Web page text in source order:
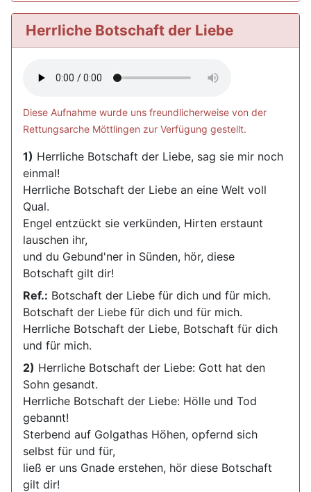
Herrliche Botschaft der Liebe
Diese Aufnahme wurde uns freundlicherweise von der
Rettungsarche Möttlingen zur Verfügung gestellt.
1) Herrliche Botschaft der Liebe, sag sie mir noch
einmal!
Herrliche Botschaft der Liebe an eine Welt voll
Qual.
Engel entzückt sie verkünden, Hirten erstaunt
lauschen ihr,
und du Gebund'ner in Sünden, hör, diese
Botschaft gilt dir!
Ref.: Botschaft der Liebe für dich und für mich.
Botschaft der Liebe für dich und für mich.
Herrliche Botschaft der Liebe, Botschaft für dich
und für mich.
2) Herrliche Botschaft der Liebe: Gott hat den
Sohn gesandt.
Herrliche Botschaft der Liebe: Hölle und Tod
gebannt!
Sterbend auf Golgathas Höhen, opfernd sich
selbst für und für,
ließ er uns Gnade erstehen, hör diese Botschaft
gilt dir!